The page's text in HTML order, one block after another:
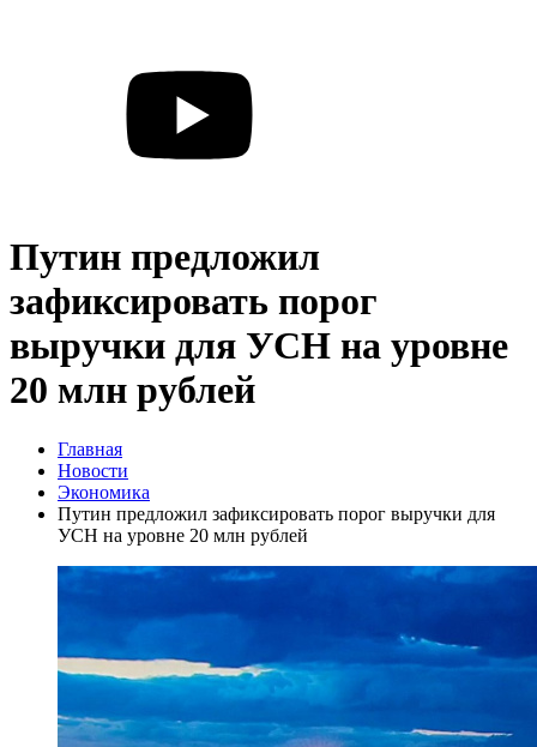
Путин предложил
зафиксировать порог
выручки для УСН на уровне
20 млн рублей
Главная
Новости
Экономика
Путин предложил зафиксировать порог выручки для
УСН на уровне 20 млн рублей